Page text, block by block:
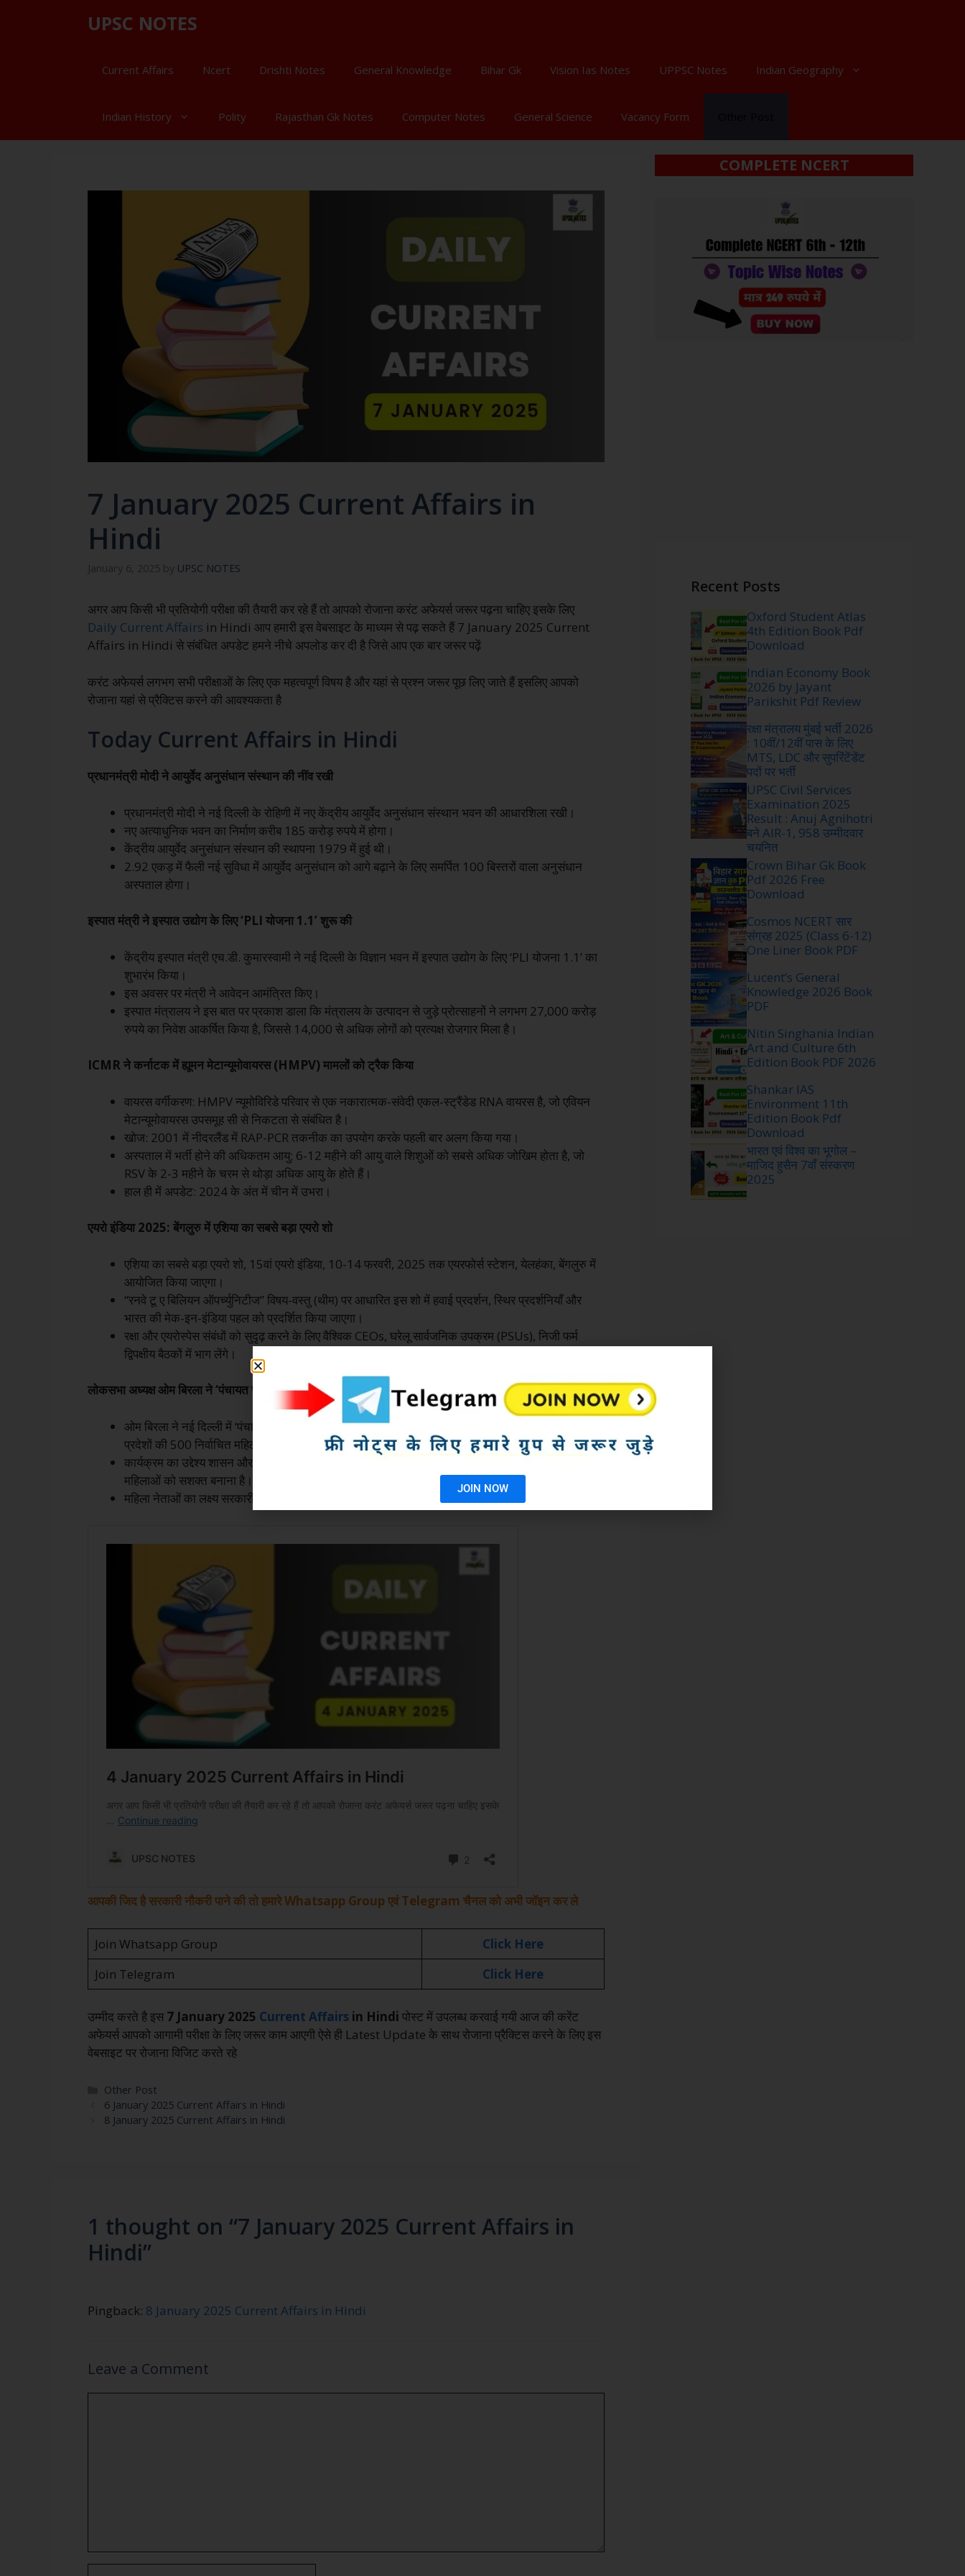
UPSC NOTES
Current Affairs Ncert Drishti Notes General Knowledge Bihar Gk Vision Ias Notes UPPSC Notes Indian Geography
Indian History Polity Rajasthan Gk Notes Computer Notes General Science Vacancy Form
7 January 2025 Current Affairs in
Hindi
January 6, 2025 by UPSC NOTES
अगर आप किसी भी प्रतियोगी परीक्षा की तैयारी कर रहे हैं तो आपको रोजाना करंट अफेयर्स जरूर पढ़ना चाहिए इसके लिए
Daily Current Affairs in Hindi आप हमारी इस वेबसाइट के माध्यम से पढ़ सकते हैं 7 January 2025 Current
Affairs in Hindi से संबंधित अपडेट हमने नीचे अपलोड कर दी है जिसे आप एक बार जरूर पढ़ें
करंट अफेयर्स लगभग सभी परीक्षाओं के लिए एक महत्वपूर्ण विषय है और यहां से प्रश्न जरूर पूछ लिए जाते हैं इसलिए आपको
रोजाना यहां से प्रैक्टिस करने की आवश्यकता है
Today Current Affairs in Hindi
प्रधानमंत्री मोदी ने आयुर्वेद अनुसंधान संस्थान की नींव रखी
प्रधानमंत्री मोदी ने नई दिल्ली के रोहिणी में नए केंद्रीय आयुर्वेद अनुसंधान संस्थान भवन की आधारशिला रखी।
नए अत्याधुनिक भवन का निर्माण करीब 185 करोड़ रुपये में होगा।
केंद्रीय आयुर्वेद अनुसंधान संस्थान की स्थापना 1979 में हुई थी।
2.92 एकड़ में फैली नई सुविधा में आयुर्वेद अनुसंधान को आगे बढ़ाने के लिए समर्पित 100 बिस्तरों वाला अनुसंधान
अस्पताल होगा।
इस्पात मंत्री ने इस्पात उद्योग के लिए ‘PLI योजना 1.1’ शुरू की
केंद्रीय इस्पात मंत्री एच.डी. कुमारस्वामी ने नई दिल्ली के विज्ञान भवन में इस्पात उद्योग के लिए ‘PLI योजना 1.1’ का
शुभारंभ किया।
इस अवसर पर मंत्री ने आवेदन आमंत्रित किए।
इस्पात मंत्रालय ने इस बात पर प्रकाश डाला कि मंत्रालय के उत्पादन से जुड़े प्रोत्साहनों ने लगभग 27,000 करोड़
रुपये का निवेश आकर्षित किया है, जिससे 14,000 से अधिक लोगों को प्रत्यक्ष रोजगार मिला है।
ICMR ने कर्नाटक में ह्यूमन मेटान्यूमोवायरस (HMPV) मामलों को ट्रैक किया
वायरस वर्गीकरण: HMPV न्यूमोविरिडे परिवार से एक नकारात्मक-संवेदी एकल-स्ट्रैंडेड RNA वायरस है, जो एवियन
मेटान्यूमोवायरस उपसमूह सी से निकटता से संबंधित है।
खोज: 2001 में नीदरलैंड में RAP-PCR तकनीक का उपयोग करके पहली बार अलग किया गया।
अस्पताल में भर्ती होने की अधिकतम आयु: 6-12 महीने की आयु वाले शिशुओं को सबसे अधिक जोखिम होता है, जो
RSV के 2-3 महीने के चरम से थोड़ा अधिक आयु के होते हैं।
हाल ही में अपडेट: 2024 के अंत में चीन में उभरा।
एयरो इंडिया 2025: बेंगलुरु में एशिया का सबसे बड़ा एयरो शो
एशिया का सबसे बड़ा एयरो शो, 15वां एयरो इंडिया, 10-14 फरवरी, 2025 तक एयरफोर्स स्टेशन, येलहंका, बेंगलुरु में
आयोजित किया जाएगा।
“रनवे टू ए बिलियन ऑपर्च्युनिटीज” विषय-वस्तु (थीम) पर आधारित इस शो में हवाई प्रदर्शन, स्थिर प्रदर्शनियाँ और
भारत की मेक-इन-इंडिया पहल को प्रदर्शित किया जाएगा।
रक्षा और एयरोस्पेस संबंधों को सुदृढ़ करने के लिए वैश्विक CEOs, घरेलू सार्वजनिक उपक्रम (PSUs), निजी फर्म
द्विपक्षीय बैठकों में भाग लेंगे।
लोकसभा अध्यक्ष ओम बिरला ने ‘पंचायत से संसद 2.0’ लॉन्च किया
ओम बिरला ने नई दिल्ली में ‘पंचायत से संसद 2.0’ कार्यक्रम का उद्घाटन किया, जिसमें 20 राज्यों और केंद्र शासित
प्रदेशों की 500 निर्वाचित महिला प्रतिनिधियों ने भाग लिया।
कार्यक्रम का उद्देश्य शासन और नेतृत्व के ज्ञान के माध्यम से पंचायती राज संस्थाओं में अनुसूचित जनजातियों की
महिलाओं को सशक्त बनाना है।
महिला नेताओं का लक्ष्य सरकारी योजनाओं के जमीनी स्तर पर क्रियान्वयन को मजबूत करना है।
आपकी जिद है सरकारी नौकरी पाने की तो हमारे Whatsapp Group एवं Telegram चैनल को अभी जॉइन कर ले
Join Whatsapp Group
Click Here
Join Telegram
Click Here
उम्मीद करते है इस 7 January 2025 Current Affairs in Hindi पोस्ट में उपलब्ध करवाई गयी आज की करेंट
अफेयर्स आपको आगामी परीक्षा के लिए जरूर काम आएगी ऐसे ही Latest Update के साथ रोजाना प्रैक्टिस करने के लिए इस
वेबसाइट पर रोजाना विजिट करते रहे
Other Post
6 January 2025 Current Affairs in Hindi
8 January 2025 Current Affairs in Hindi
1 thought on “7 January 2025 Current Affairs in
Hindi”
Pingback: 8 January 2025 Current Affairs in Hindi
Leave a Comment
COMPLETE NCERT
Recent Posts
Oxford Student Atlas
4th Edition Book Pdf
Download
Indian Economy Book
2026 by Jayant
Parikshit Pdf Review
रक्षा मंत्रालय मुंबई भर्ती 2026
: 10वीं/12वीं पास के लिए
MTS, LDC और सुपरिंटेंडेंट
पदों पर भर्ती
UPSC Civil Services
Examination 2025
Result : Anuj Agnihotri
बने AIR-1, 958 उम्मीदवार
चयनित
Crown Bihar Gk Book
Pdf 2026 Free
Download
Cosmos NCERT सार
संग्रह 2025 (Class 6-12)
One Liner Book PDF
Lucent’s General
Knowledge 2026 Book
PDF
Nitin Singhania Indian
Art and Culture 6th
Edition Book PDF 2026
Shankar IAS
Environment 11th
Edition Book Pdf
Download
भारत एवं विश्व का भूगोल –
माजिद हुसैन 7वाँ संस्करण
2025
JOIN NOW